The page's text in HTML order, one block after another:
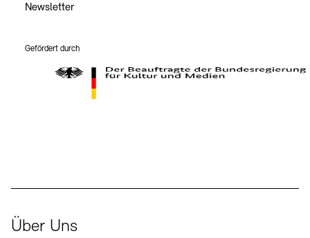
Newsletter
Gefördert durch
Über Uns